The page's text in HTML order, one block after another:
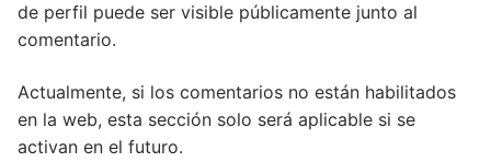
de perfil puede ser visible públicamente junto al
comentario.
Actualmente, si los comentarios no están habilitados
en la web, esta sección solo será aplicable si se
activan en el futuro.